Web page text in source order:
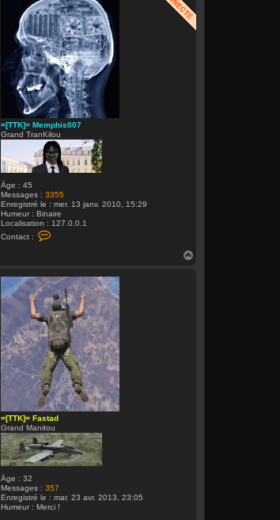
=[TTK]= Memphis007
Grand TranKilou
Âge : 45
Messages : 3355
Enregistré le : mer. 13 janv. 2010, 15:29
Humeur : Binaire
Localisation : 127.0.0.1
Contact :
c
t
e
r
=
[
T
T
K
]
=
M
e
m
p
h
i
s
0
0
=[TTK]= Fastad
Grand Manitou
Âge : 32
Messages : 357
Enregistré le : mar. 23 avr. 2013, 23:05
Humeur : Merci !